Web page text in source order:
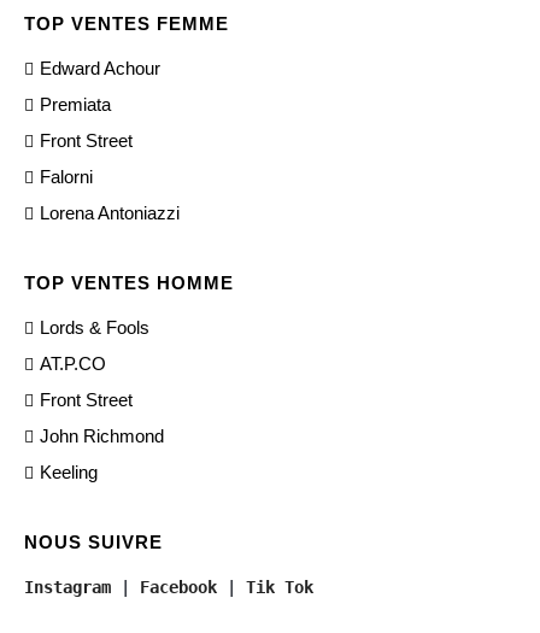
TOP VENTES FEMME
Edward Achour
Premiata
Front Street
Falorni
Lorena Antoniazzi
TOP VENTES HOMME
Lords & Fools
AT.P.CO
Front Street
John Richmond
Keeling
NOUS SUIVRE
Instagram Facebook Tik Tok